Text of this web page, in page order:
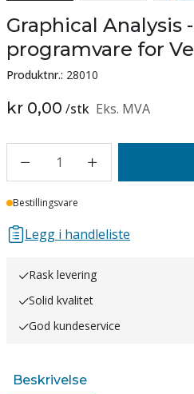
Graphical Analysis
programvare for
Produktnr.: 28010
kr 0,00 /stk Eks. MVA
1
Lager
Bestillingsvare
Legg i handleliste
Rask levering
Solid kvalitet
God kundeservice
Beskrivelse